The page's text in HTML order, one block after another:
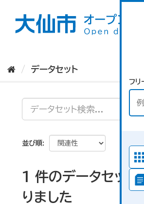
フリ
データセット
並び順
1 件のデータセット
りました